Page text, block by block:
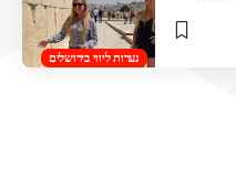
נערות ליווי בירושלים